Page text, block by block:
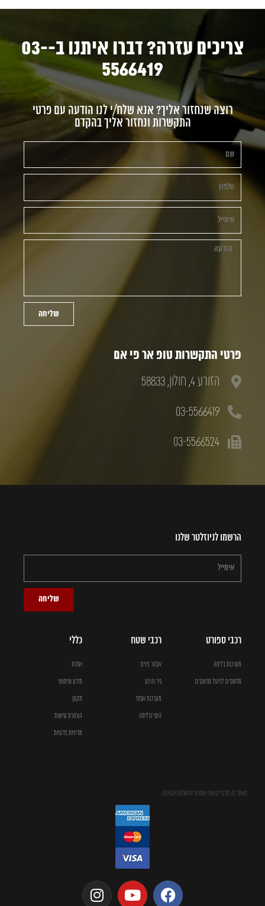
צריכים עזרה? דברו איתנו ב-03-
5566419
רוצה שנחזור אליך? אנא שלח/י לנו הודעה עם פרטי
התקשרות ונחזור אליך בהקדם
שליחה
פרטי התקשרות טופ אר פי אם
הזורע 4, חולון, 58833
03-5566419
03-5566524
הרשמו לניוזלטר שלנו
שליחה
רכבי ספורט
מערכות בלימה
מחשבים לניהול מחשבים
רכבי שטח
אבזור פנים
גיר והינע
מערכות אגזוז
היגוי ובלימה
כללי
אודות
מידע שימושי
תקנון
הצהרת נגישות
מדיניות פרטיות
באתר זה מכבדים את אמצעי התשלום הבאים: